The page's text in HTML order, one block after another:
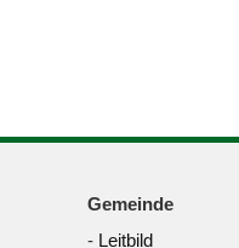
Gemeinde
- Leitbild